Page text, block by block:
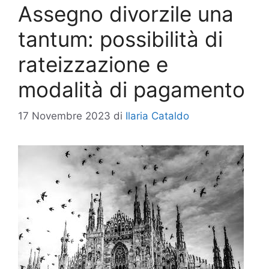
Assegno divorzile una
tantum: possibilità di
rateizzazione e
modalità di pagamento
17 Novembre 2023 di Ilaria Cataldo